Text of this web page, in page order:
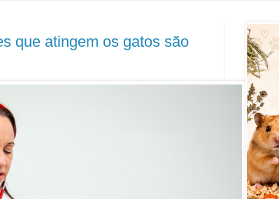
que atingem os gatos são